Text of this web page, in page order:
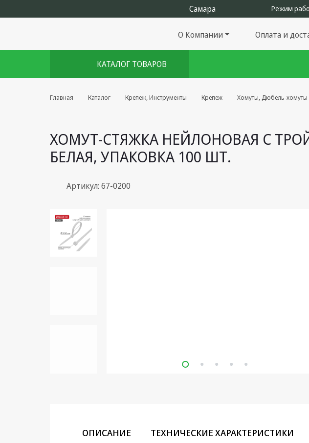
Режим
О Компании Оплата и
КАТАЛОГ ТОВАРОВ
Комплекты августа
Android TV приставки
Блоки питания, Сетевые
адаптеры
Пульты дистанционного
управления
Кронштейны под ТВ, ЖК, СВЧ
Кабельная продукция
Коммутационное
оборудование и Телефония
Главная Каталог Крепеж, Инструменты Крепеж Хомуты, Дюбель-хомуты
ХОМУТ-СТЯЖКА НЕЙЛОНОВАЯ С
БЕЛАЯ, УПАКОВКА 100 ШТ.
Артикул: 67-0200
ОПИСАНИЕ ТЕХНИЧЕСКИЕ ХАРАКТЕРИСТИКИ